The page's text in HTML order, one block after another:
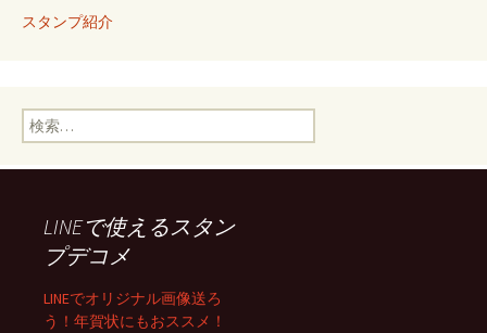
スタンプ紹介
検索:
LINEで使えるスタン
プデコメ
LINEでオリジナル画像送ろ
う！年賀状にもおススメ！